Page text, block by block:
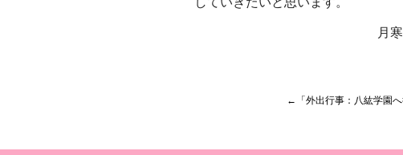
月
←「外出行事：八紘学園